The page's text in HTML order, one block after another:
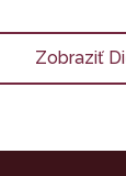
Zobraziť